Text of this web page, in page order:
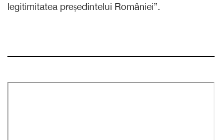
legitimitatea președintelui României”.